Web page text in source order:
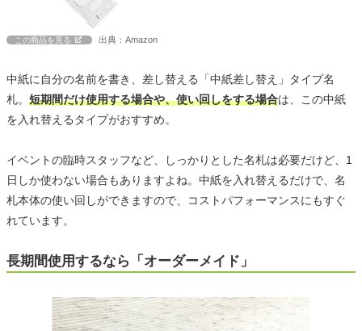
この商品を見る 出典：Amazon
中紙に自分の名前を書き、差し替える「中紙差し替え」タイプ名
札。 短期間だけ使用する場合や、使い回しをする場合は、この中紙
を入れ替えるタイプがおすすめ。
イベントの臨時スタッフなど、しっかりとした名札は必要だけど、1
日しか使わない場合もありますよね。中紙を入れ替えるだけで、名
札本体の使い回しができますので、コストパフォーマンスにもすぐ
れています。
長期間使用するなら「オーダーメイド」